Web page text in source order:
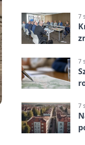
7
7
7